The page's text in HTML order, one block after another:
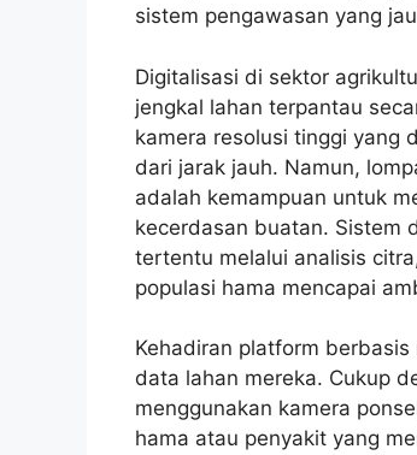
sistem pengawasan yang
Digitalisasi di sektor
jengkal lahan terpantau
kamera resolusi tinggi yang
dari jarak jauh. Namun,
adalah kemampuan untuk
kecerdasan buatan. Sistem
tertentu melalui analisis
populasi hama mencapai
Kehadiran platform berbasis
data lahan mereka. Cukup
menggunakan kamera
hama atau penyakit yang